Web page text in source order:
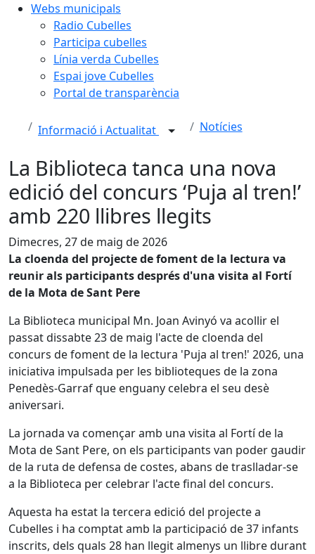
Webs municipals
Radio Cubelles
Participa cubelles
Línia verda Cubelles
Espai jove Cubelles
Portal de transparència
Informació i Actualitat Notícies
La Biblioteca tanca una nova
edició del concurs ‘Puja al tren!’
amb 220 llibres llegits
Dimecres, 27 de maig de 2026
La cloenda del projecte de foment de la lectura va
reunir als participants després d'una visita al Fortí
de la Mota de Sant Pere
La Biblioteca municipal Mn. Joan Avinyó va acollir el
passat dissabte 23 de maig l'acte de cloenda del
concurs de foment de la lectura 'Puja al tren!' 2026, una
iniciativa impulsada per les biblioteques de la zona
Penedès-Garraf que enguany celebra el seu desè
aniversari.
La jornada va començar amb una visita al Fortí de la
Mota de Sant Pere, on els participants van poder gaudir
de la ruta de defensa de costes, abans de traslladar-se
a la Biblioteca per celebrar l'acte final del concurs.
Aquesta ha estat la tercera edició del projecte a
Cubelles i ha comptat amb la participació de 37 infants
inscrits, dels quals 28 han llegit almenys un llibre durant